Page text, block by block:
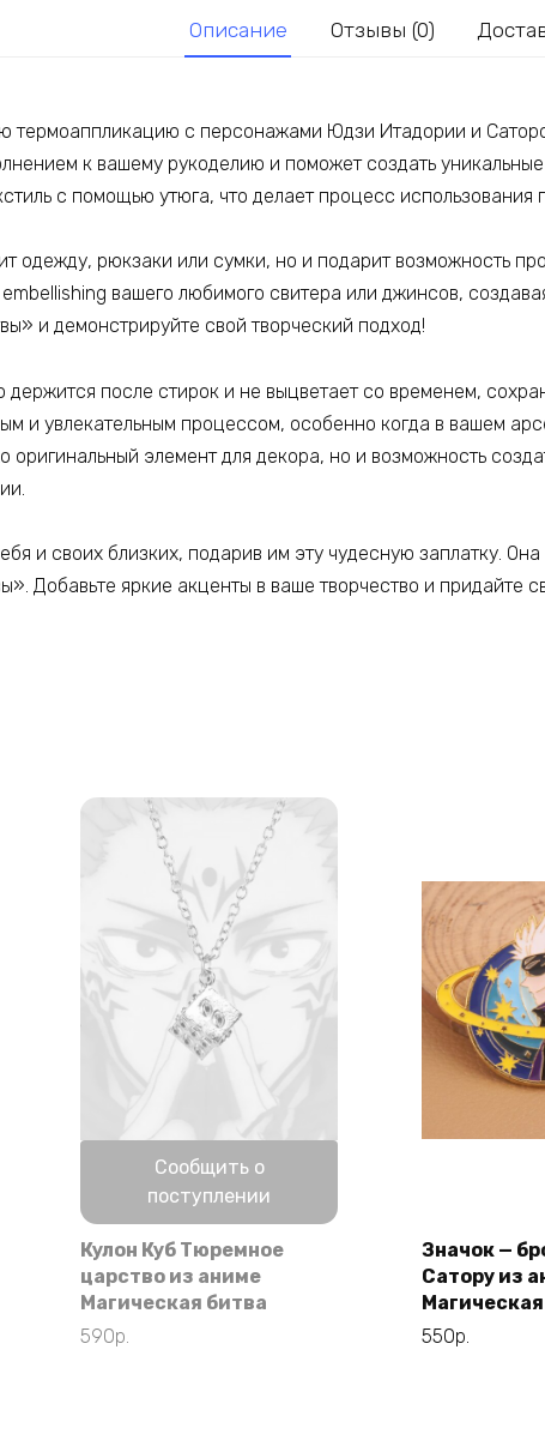
Описание Отзывы (0)
термоаппликацию с персонажами Юдзи Итадории и
к вашему рукоделию и поможет создать
с помощью утюга, что делает процесс
одежду, рюкзаки или сумки, но и подарит возможность
вашего любимого свитера или джинсов,
и демонстрируйте свой творческий подход!
после стирок и не выцветает со временем,
и увлекательным процессом, особенно когда в вашем
оригинальный элемент для декора, но и возможность
и своих близких, подарив им эту чудесную заплатку.
Добавьте яркие акценты в ваше творчество и
Нет в наличии
Сообщить о
поступлении
Кулон Куб Тюремное
царство из аниме
Магическая битва
590р.
Значок —
Сатору из
550р.